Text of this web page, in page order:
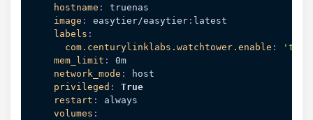
hostname :
truenas
image : easytier/easytier : latest
labels :
com.centurylinklabs.watchtower.enable :
mem_limit :
0m
network_mode :
host
privileged :
True
restart :
always
volumes :